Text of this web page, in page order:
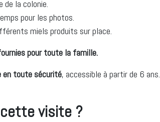
de la colonie.
pour les photos.
miels produits sur place.
pour toute la famille.
en toute sécurité, accessible à partir de 6 ans.
visite ?